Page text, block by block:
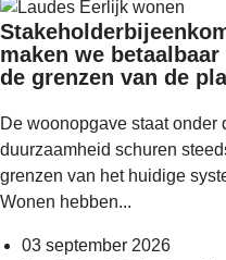
maken we
de grenzen van de
De woonopgave staat onder
duurzaamheid schuren
grenzen van het huidige
Wonen hebben...
03 september 2026